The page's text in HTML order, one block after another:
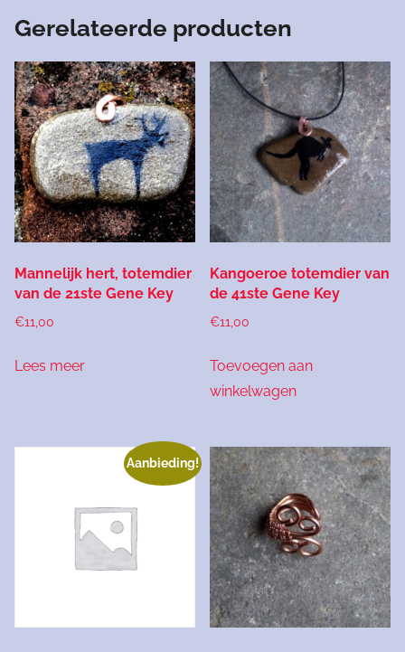
Gerelateerde producten
Mannelijk hert, totemdier
van de 21ste Gene Key
€11,00
Lees meer
Kangoeroe totemdier van
de 41ste Gene Key
€11,00
Toevoegen aan
winkelwagen
Aanbieding!